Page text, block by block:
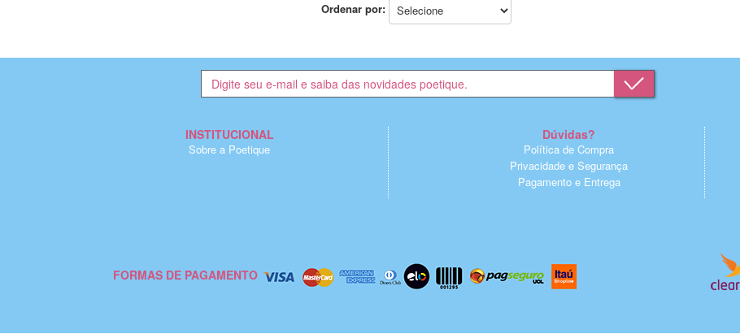
Ordenar por:
INSTITUCIONAL
Sobre a Poetique
Dúvidas?
Política de Compra
Privacidade e Segurança
Pagamento e Entrega
FORMAS DE PAGAMENTO